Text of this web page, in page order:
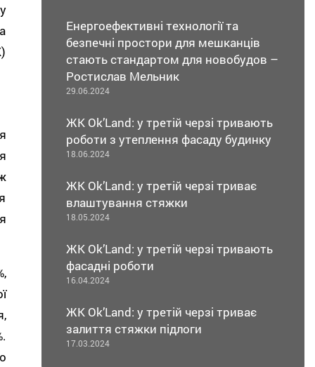
Енергоефективні технології та
безпечні простори для мешканців
стають стандартом для новобудов –
Ростислав Мельник
29.06.2024
ЖК Ok’Land: у третій черзі тривають
роботи з утеплення фасаду будинку
18.06.2024
ЖК Ok’Land: у третій черзі триває
влаштування стяжки
18.05.2024
ЖК Ok’Land: у третій черзі тривають
фасадні роботи
16.04.2024
ЖК Ok’Land: у третій черзі триває
залиття стяжки підлоги
17.03.2024